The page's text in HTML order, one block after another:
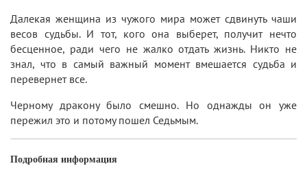
Далекая женщина из чужого мира может сдвинуть чаши
весов судьбы. И тот, кого она выберет, получит нечто
бесценное, ради чего не жалко отдать жизнь. Никто не
знал, что в самый важный момент вмешается судьба и
перевернет все.
Черному дракону было смешно. Но однажды он уже
пережил это и потому пошел Седьмым.
Подробная информация